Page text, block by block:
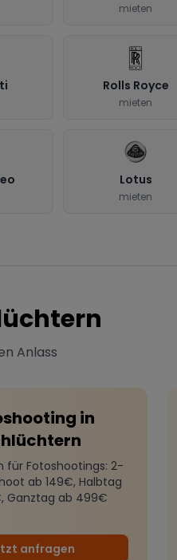
mieten
Rolls Royce
mieten
Lotus
mieten
Anlass
in
für Fotoshootings: 2-
ab 149€, Halbtag
Ganztag ab 499€
anfragen